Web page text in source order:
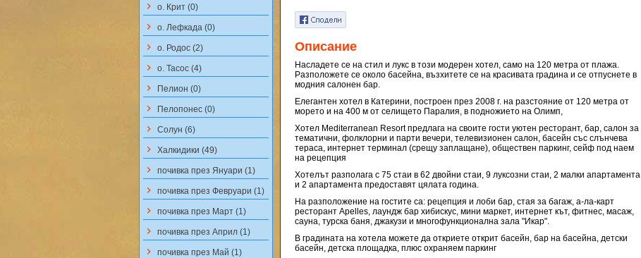
Описание
Насладете се на стил и лукс в този модерен хотел, само на 120 метра от плажа.
Разположете се около басейна, възхитете се на красивата градина и се отпуснете в
модния салонен бар.
Елегантен хотел в Катерини, построен през 2008 г. на разстояние от 120 метра от
морето и на 400 м от селището Паралия, в подножието на Олимп,
Хотел Mediterranean Resort предлага на своите гости уютен ресторант, бар, салон за
тематични, фолклорни и парти вечери, телевизионен салон, басейн със слънчева
тераса, интернет терминал (срещу заплащане), обществен паркинг, сейф под наем
на рецепция
Хотелът разполага с 75 стаи в 62 двойни стаи, 9 луксозни стаи, 2 малки апартамента
и 2 апартамента предоставят цялата година.
На разположение на гостите са: рецепция и лоби бар, стая за багаж, а-ла-карт
ресторант Apelles, лаундж бар хибискус, мини маркет, интернет кът, фитнес, масаж,
сауна, турска баня, джакузи и многофункционална зала "Икар".
В градината на хотела можете да откриете открит басейн, бар на басейна, детски
басейн, детска площадка, плюс охраняем паркинг
keyboard_arrow_right о. Крит (0)
keyboard_arrow_right о. Лефкада (0)
keyboard_arrow_right о. Родос (2)
keyboard_arrow_right о. Тасос (4)
keyboard_arrow_right Пелион (0)
keyboard_arrow_right Пелопонес (0)
keyboard_arrow_right Солун (6)
keyboard_arrow_right Халкидики (49)
keyboard_arrow_right почивка през Януари (1)
keyboard_arrow_right почивка през Февруари (1)
keyboard_arrow_right почивка през Март (1)
keyboard_arrow_right почивка през Април (1)
keyboard_arrow_right почивка през Май (1)